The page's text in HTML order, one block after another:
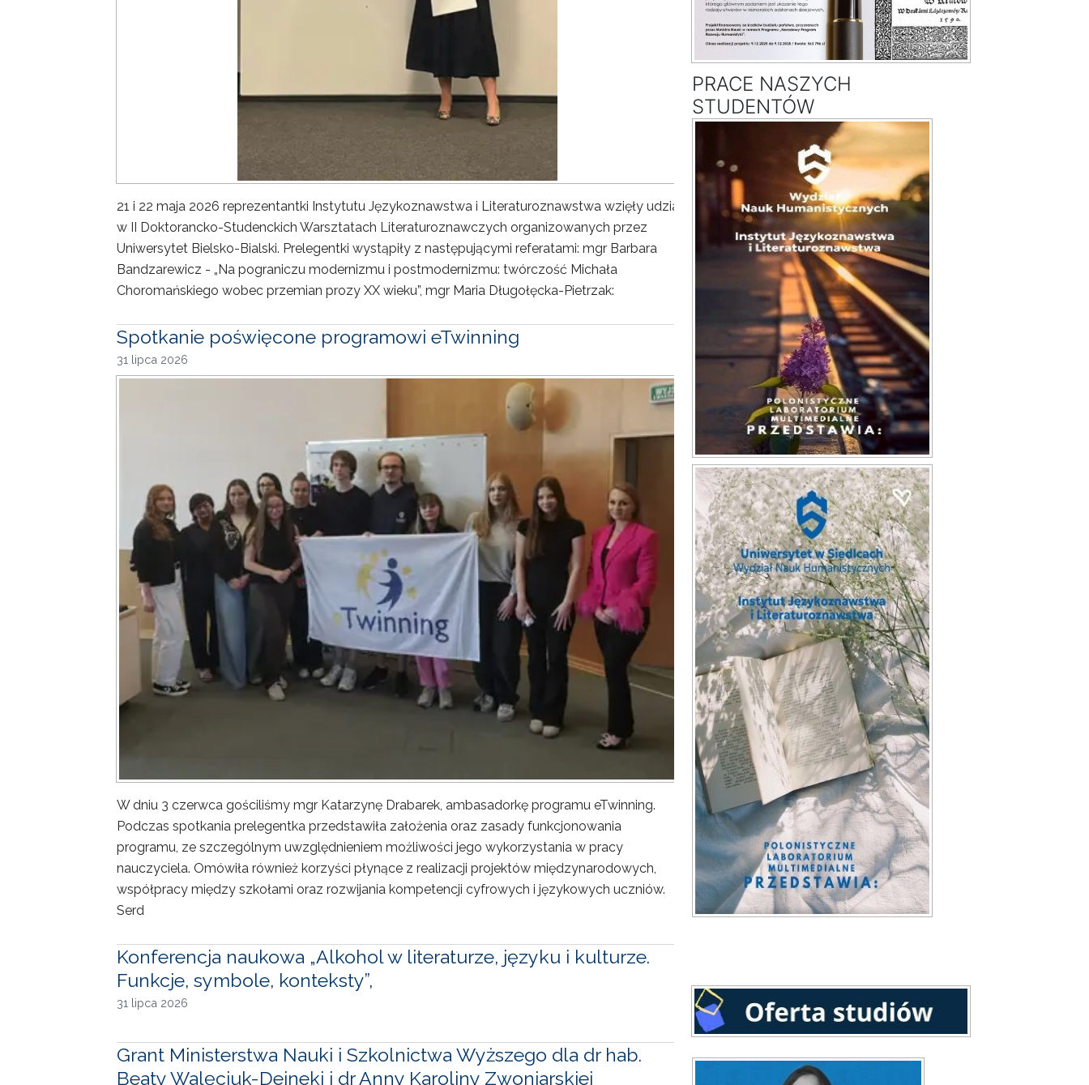
21 i 22 maja 2026 reprezentantki Instytutu Językoznawstwa i Literaturoznawstwa wzięły udział
w II Doktorancko-Studenckich Warsztatach Literaturoznawczych organizowanych przez
Uniwersytet Bielsko-Bialski. Prelegentki wystąpiły z następującymi referatami: mgr Barbara
Bandzarewicz - „Na pograniczu modernizmu i postmodernizmu: twórczość Michała
Choromańskiego wobec przemian prozy XX wieku”, mgr Maria Długołęcka-Pietrzak:
Spotkanie poświęcone programowi eTwinning
31 lipca 2026
W dniu 3 czerwca gościliśmy mgr Katarzynę Drabarek, ambasadorkę programu eTwinning.
Podczas spotkania prelegentka przedstawiła założenia oraz zasady funkcjonowania
programu, ze szczególnym uwzględnieniem możliwości jego wykorzystania w pracy
nauczyciela. Omówiła również korzyści płynące z realizacji projektów międzynarodowych,
współpracy między szkołami oraz rozwijania kompetencji cyfrowych i językowych uczniów.
Serd
Konferencja naukowa „Alkohol w literaturze, języku i kulturze.
Funkcje, symbole, konteksty”,
31 lipca 2026
Grant Ministerstwa Nauki i Szkolnictwa Wyższego dla dr hab.
Beaty Walęciuk-Dejneki i dr Anny Karoliny Zwoniarskiej
PRACE NASZYCH
STUDENTÓW